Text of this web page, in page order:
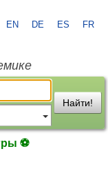
EN DE ES FR
Найти!
⚽